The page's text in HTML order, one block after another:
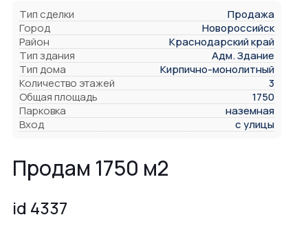
Тип сделки
Продажа
Город
Новороссийск
Район
Краснодарский край
Тип здания
Адм. Здание
Тип дома
Кирпично-монолитный
Количество этажей
3
Общая площадь
1750
Парковка
наземная
Вход
с улицы
Продам 1750 м2
id 4337